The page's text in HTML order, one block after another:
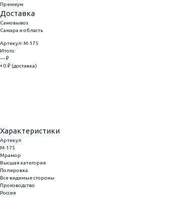
Премиум
Доставка
Самовывоз
Самара и область
Артикул: M-175
Итого:
— ₽
+ 0 ₽ (доставка)
Характеристики
Артикул
M-175
Мрамор
Высшая категория
Полировка
Все видимые стороны
Производство
Россия